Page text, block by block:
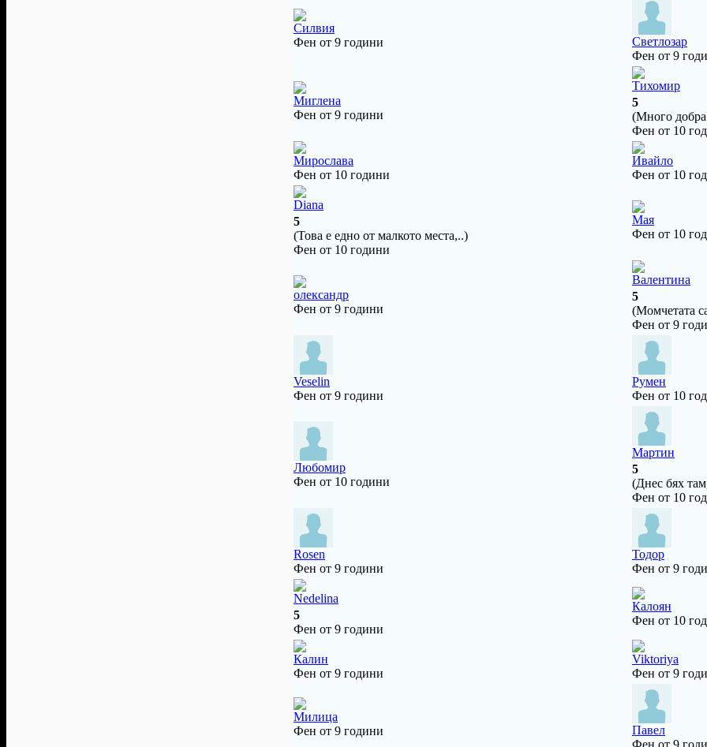
Силвия
Фен от 9 години
Светлозар
Фен от 9
Миглена
Фен от 9 години
Тихомир
5
(Много
Фен от 10
Мирослава
Фен от 10 години
Ивайло
Фен от 10
Diana
5
(Това е едно от малкото места,..)
Фен от 10 години
Мая
Фен от 10
олександр
Фен от 9 години
Валентина
5
(Момчетата
Фен от 9
Veselin
Фен от 9 години
Румен
Фен от 10
Любомир
Фен от 10 години
Мартин
5
(Днес бях
Фен от 10
Rosen
Фен от 9 години
Тодор
Фен от 9
Nedelina
5
Фен от 9 години
Калоян
Фен от 10
Калин
Фен от 9 години
Viktoriya
Фен от 9
Милица
Фен от 9 години
Павел
Фен от 9